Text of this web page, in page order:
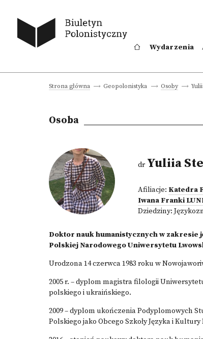
Wydarzenia
Strona główna Geopolonistyka Osoby
Osoba
drYuliia
Afiliacje: Katedra
Iwana Franki
Dziedziny:
Doktor nauk humanistycznych w
Polskiej Narodowego Uniwersytetu
Urodzona 14 czerwca 1983 roku w
2005 r. – dyplom magistra filologii
polskiego i ukraińskiego.
2009 – dyplom ukończenia Podyplomowych
Polskiego jako Obcego Szkoły Języka i